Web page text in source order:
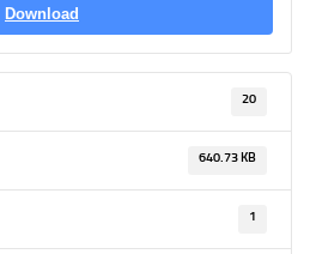
Download
20
640.73 KB
1